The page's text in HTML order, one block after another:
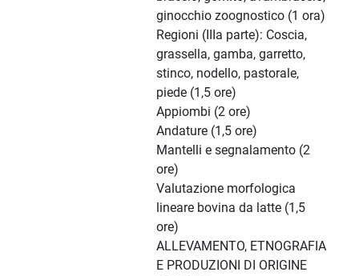
ginocchio zoognostico (1 ora)
Regioni (IIIa parte): Coscia,
grassella, gamba, garretto,
stinco, nodello, pastorale,
piede (1,5 ore)
Appiombi (2 ore)
Andature (1,5 ore)
Mantelli e segnalamento (2
ore)
Valutazione morfologica
lineare bovina da latte (1,5
ore)
ALLEVAMENTO, ETNOGRAFIA
E PRODUZIONI DI ORIGINE